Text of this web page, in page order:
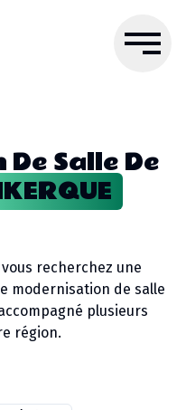
Salle De
recherchez une
modernisation de salle
plusieurs
région.